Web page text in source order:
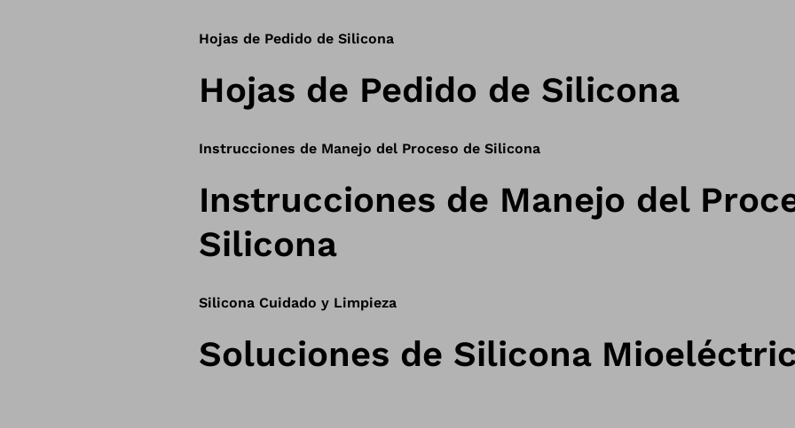
Hojas de Pedido de Silicona
Hojas de Pedido de Silicona
Instrucciones de Manejo del Proceso de Silicona
Instrucciones de Manejo del
Silicona
Silicona Cuidado y Limpieza
Soluciones de Silicona